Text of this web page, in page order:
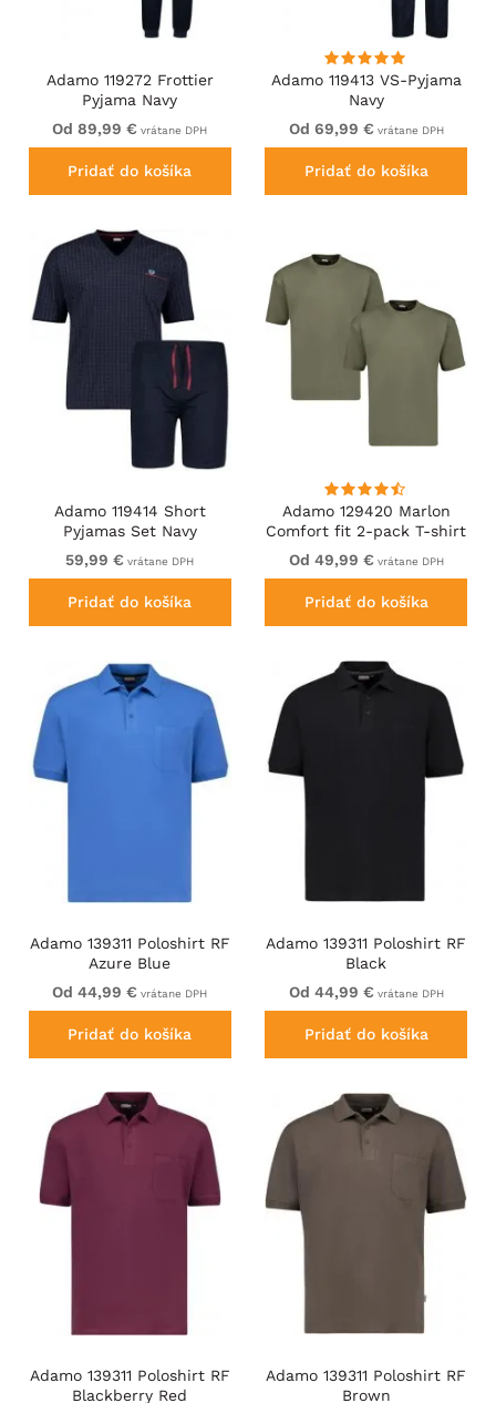
Adamo 119272 Frottier
Pyjama Navy
Od 89,99 € vrátane DPH
Pridať do košíka
Adamo 119413 VS-Pyjama
Navy
Od 69,99 € vrátane DPH
Pridať do košíka
Adamo 119414 Short
Pyjamas Set Navy
59,99 € vrátane DPH
Pridať do košíka
Adamo 129420 Marlon
Comfort fit 2-pack T-shirt
Olive Green
Od 49,99 € vrátane DPH
Pridať do košíka
Adamo 139311 Poloshirt RF
Azure Blue
Od 44,99 € vrátane DPH
Pridať do košíka
Adamo 139311 Poloshirt RF
Black
Od 44,99 € vrátane DPH
Pridať do košíka
Adamo 139311 Poloshirt RF
Blackberry Red
Adamo 139311 Poloshirt RF
Brown